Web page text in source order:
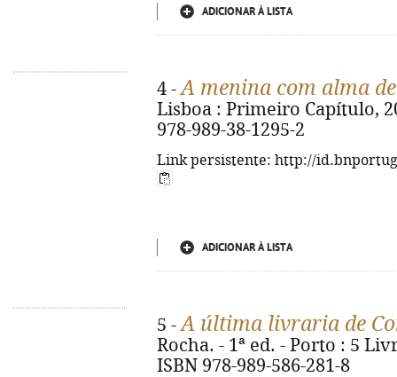
ADICIONAR À LISTA
4 -A menina com alma
Lisboa : Primeiro Capítulo,
978-989-38-1295-2
Link persistente: http://
ADICIONAR À LISTA
5 -A última livraria de
Rocha. - 1ª ed. - Porto : 5
ISBN 978-989-586-281-8